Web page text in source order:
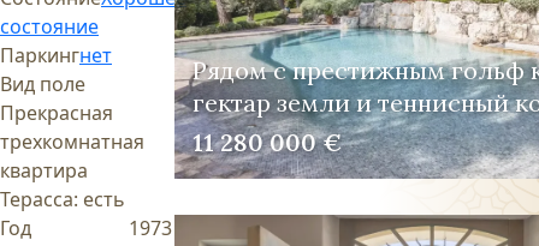
состояние
Паркингнет
Вид поле
Прекрасная
трехкомнатная
квартира
Терасса: есть
Год
1973
Рядом с престижным гольф
гектар земли и теннисный
11 280 000 €